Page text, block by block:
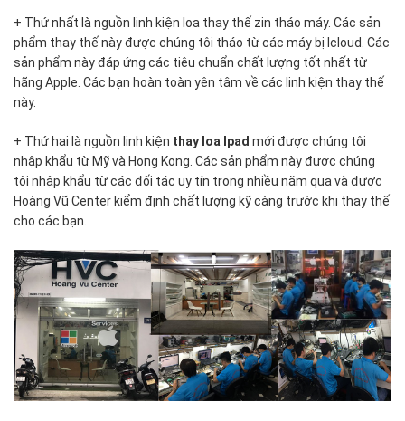
ưu
tiên
số
một
cho
thay
loa
Ipad
tại
trung
tâm.
Thay
loa
Ipad
tại
Hoàng
Vũ
+ Thứ nhất là nguồn linh kiện loa thay thế zin tháo máy. Các sản
phẩm thay thế này được chúng tôi tháo từ các máy bị Icloud. Các
sản phẩm này đáp ứng các tiêu chuẩn chất lượng tốt nhất từ
hãng Apple. Các bạn hoàn toàn yên tâm về các linh kiện thay thế
này.
+ Thứ hai là nguồn linh kiện thay loa Ipad mới được chúng tôi
nhập khẩu từ Mỹ và Hong Kong. Các sản phẩm này được chúng
tôi nhập khẩu từ các đối tác uy tín trong nhiều năm qua và được
Hoàng Vũ Center kiểm định chất lượng kỹ càng trước khi thay thế
cho các bạn.